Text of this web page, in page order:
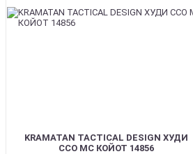
KRAMATAN TACTICAL DESIGN ХУДИ
ССО МС КОЙОТ 14856